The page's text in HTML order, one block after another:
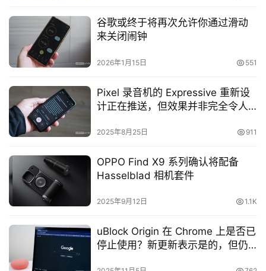
谷歌或终于将再次允许你通过滑动
来关闭闹钟
2026年1月15日 551
Pixel 录音机的 Expressive 重新设
计正在推送，但效果并非完全令人
2025年8月25日 911
OPPO Find X9 系列确认将配备
Hasselblad 相机套件
2025年9月12日 1.1K
uBlock Origin 在 Chrome 上是否已
停止使用？新更新表示是的，但仍